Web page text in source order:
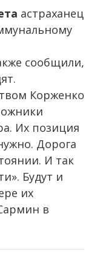
астраханец
сообщили,
Корженко
Их позиция
Дорога
И так
Будут и
их
в